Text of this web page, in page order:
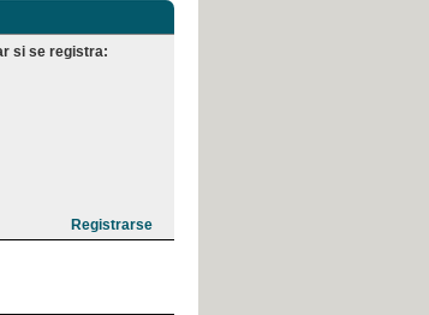
si se registra: